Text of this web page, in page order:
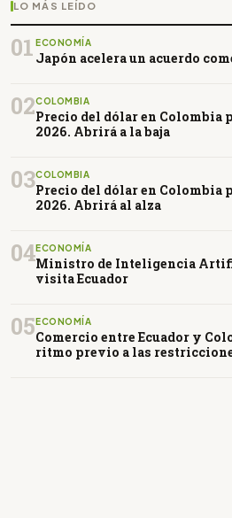
LO MÁS LEÍDO
01 ECONOMÍA
Japón acelera un acuerdo
02COLOMBIA
Precio del dólar en Colombia
2026. Abrirá a la baja
03COLOMBIA
Precio del dólar en Colombia
2026. Abrirá al alza
04ECONOMÍA
Ministro de Inteligencia
visita Ecuador
05ECONOMÍA
Comercio entre Ecuador y
ritmo previo a las